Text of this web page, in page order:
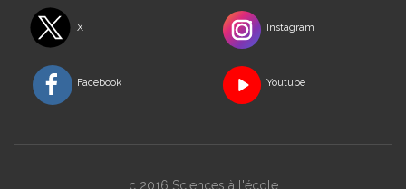
X Instagram
Facebook Youtube
c 2016 Sciences à l'école